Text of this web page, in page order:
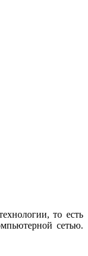
то есть
сетью.